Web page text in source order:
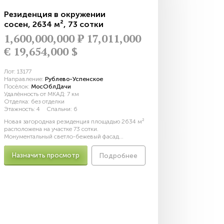
Резиденция в окружении
сосен, 2634 м², 73 сотки
1,600,000,000Р 17,011,000
€ 19,654,000 $
Лот: 13177
Направление: Рублево-Успенское
Посёлок: МосОблДачи
Удалённость от МКАД: 7 км
Отделка: без отделки
Этажность: 4 Спальни: 6
Новая загородная резиденция площадью 2634 м²
расположена на участке 73 сотки.
Монументальный светло-бежевый фасад...
Назначить просмотр Подробнее